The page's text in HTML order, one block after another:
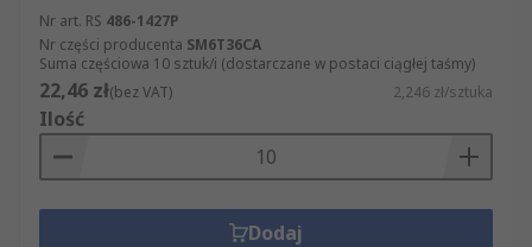
Nr art. RS 486-1427P
Nr części producenta SM6T36CA
Suma częściowa 10 sztuk/i (dostarczane w postaci ciągłej taśmy)
22,46 zł(bez VAT) 2,246 zł/sztuka
Ilość
Dodaj